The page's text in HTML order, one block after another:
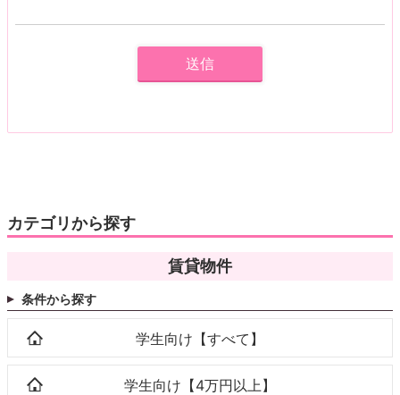
カテゴリから探す
賃貸物件
条件から探す
学生向け【すべて】
学生向け【4万円以上】